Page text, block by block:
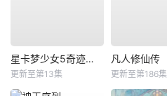
星卡梦少女5奇迹绽放
更新至第13集
凡人修仙传
更新至第186集